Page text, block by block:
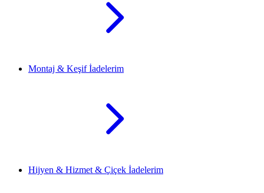
Montaj & Keşif İadelerim
Hijyen & Hizmet & Çiçek İadelerim